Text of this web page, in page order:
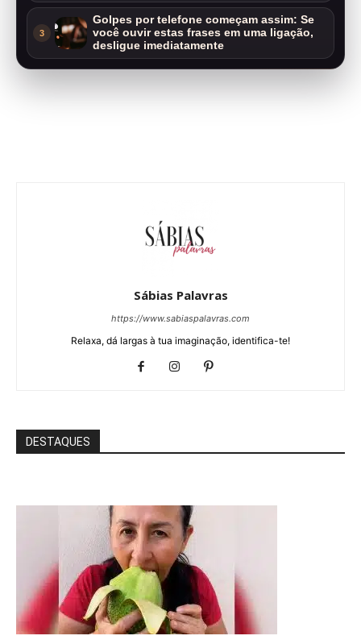
3
Golpes por telefone começam assim: Se
você ouvir estas frases em uma ligação,
desligue imediatamente
Sábias Palavras
https://www.sabiaspalavras.com
Relaxa, dá largas à tua imaginação, identifica-te!
DESTAQUES